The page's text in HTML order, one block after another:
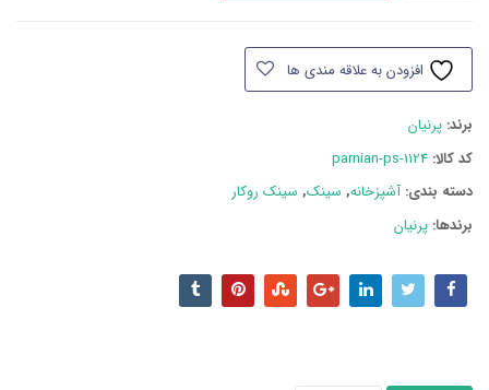
PS1124
افزودن به علاقه مندی ها
برند: پرنیان
کد کالا: parnian-ps-1124
دسته بند‌ی:آشپزخانه, سینک, سینک روکار
برندها: پرنیان